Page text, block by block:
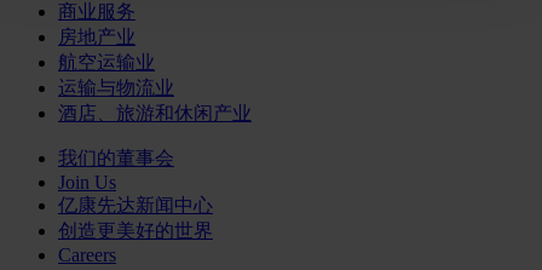
商业服务
房地产业
航空运输业
运输与物流业
酒店、旅游和休闲产业
我们的董事会
Join Us
亿康先达新闻中心
创造更美好的世界
Careers